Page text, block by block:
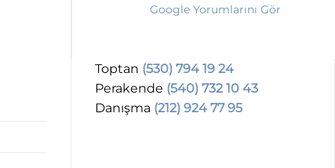
Google Yorumlarını Gör
Toptan (530) 794 19 24
Perakende (540) 732 10 43
Danışma (212) 924 77 95